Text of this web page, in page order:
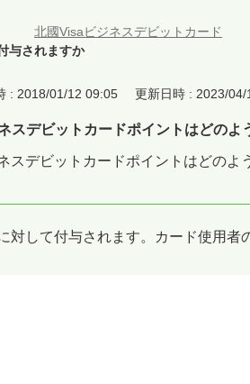
北國Visaビジネスデビットカード
与されますか
: 2018/01/12 09:05 更新日時 : 2023/
スデビットカードポイントはどのよ
スデビットカードポイントはどのよ
対して付与されます。カード使用